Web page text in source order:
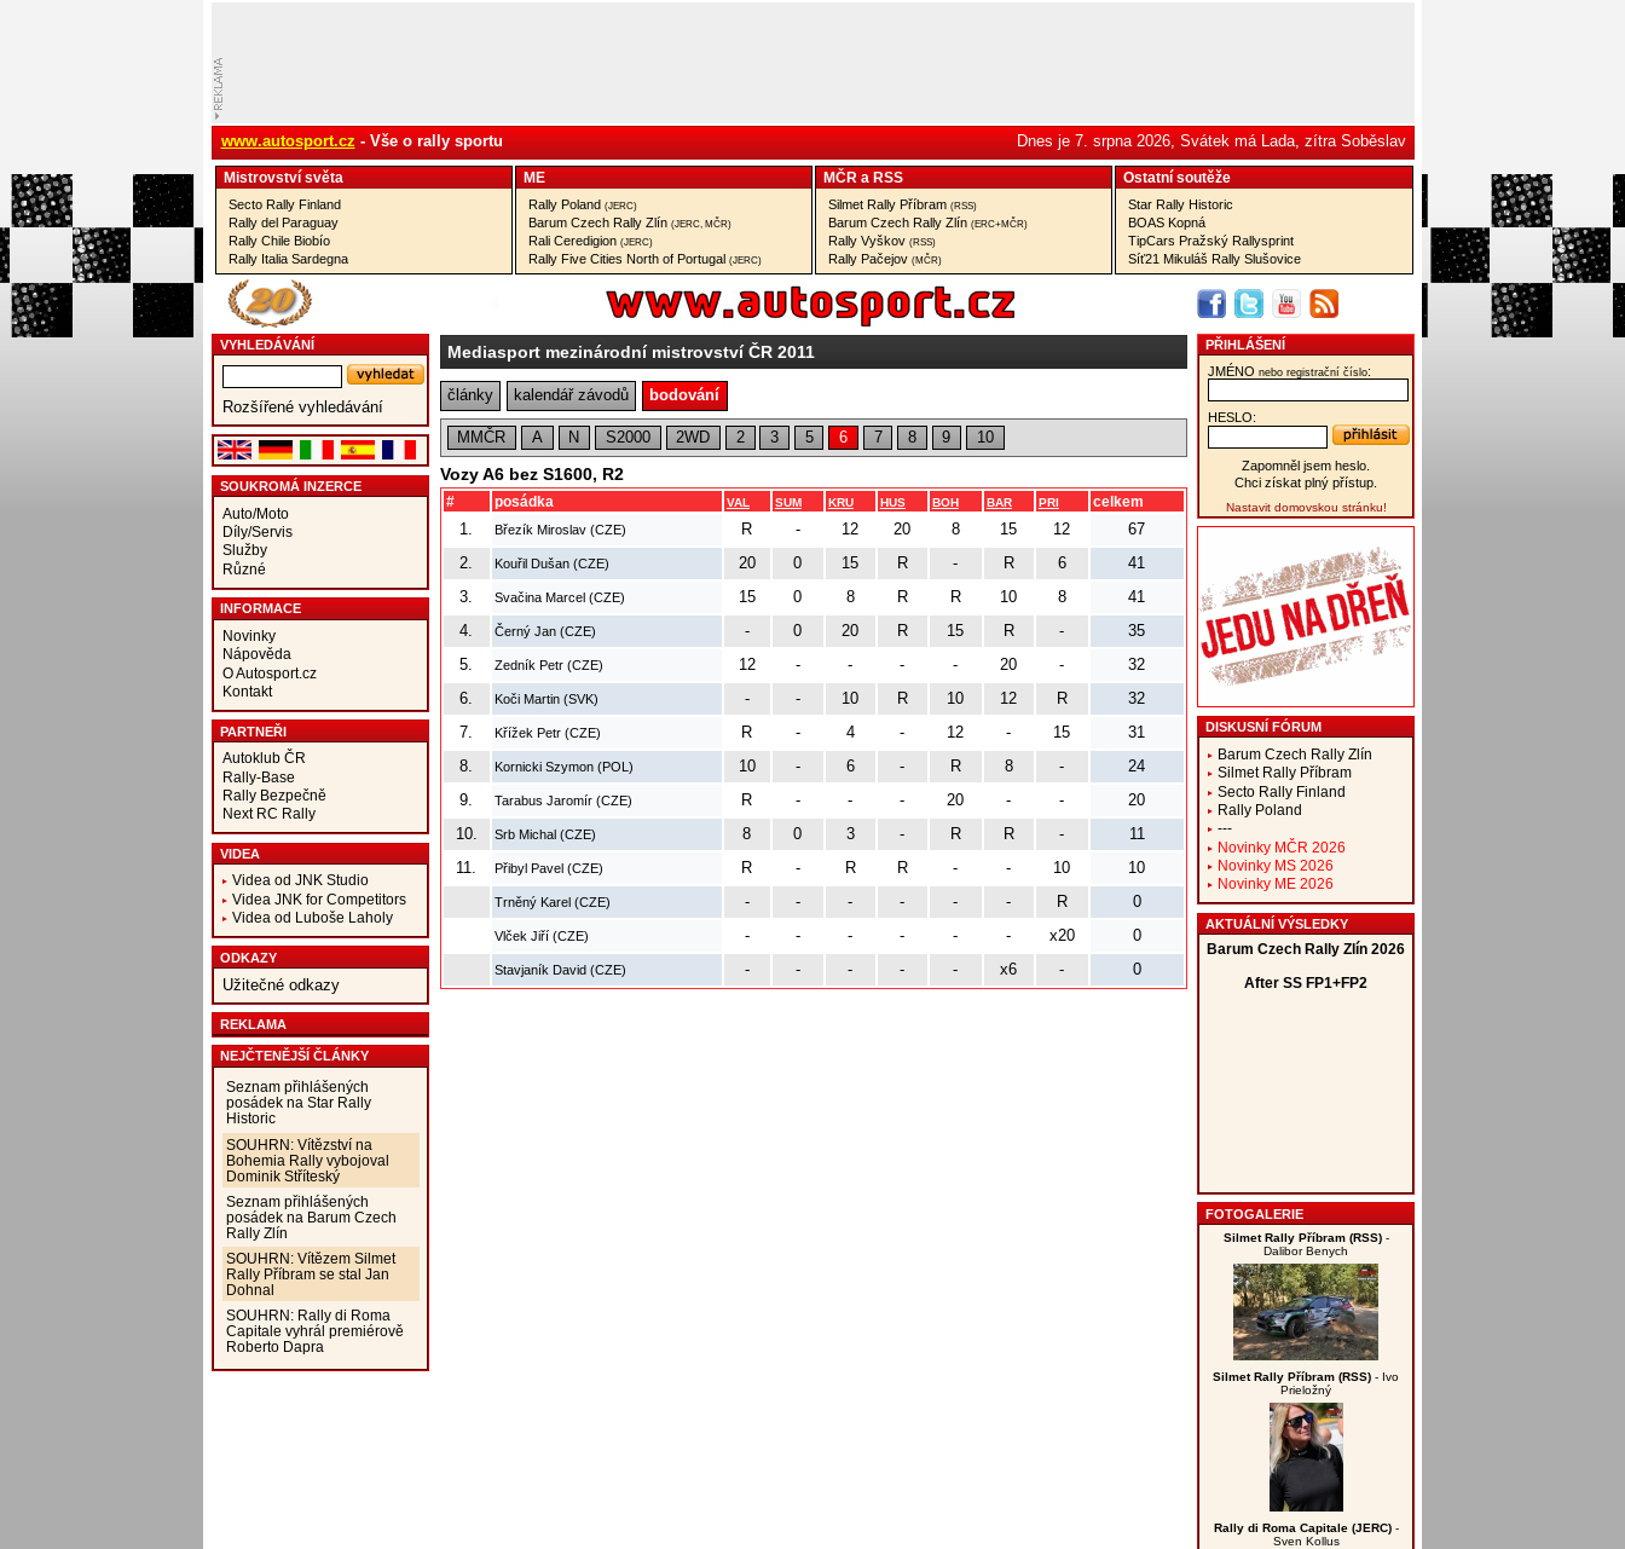
www.autosport.cz - Vše o rally sportu Dnes je 7. srpna 2026, Svátek má Lada, zítra Soběslav
Mistrovství­ světa
Secto Rally Finland
Rally del Paraguay
Rally Chile Biobío
Rally Italia Sardegna
ME
Rally Poland (JERC)
Barum Czech Rally Zlín (JERC, MČR)
Rali Ceredigion (JERC)
Rally Five Cities North of Portugal (JERC)
MČR a RSS
Silmet Rally Příbram (RSS)
Barum Czech Rally Zlín (ERC+MČR)
Rally Vyškov (RSS)
Rally Pačejov (MČR)
Ostatní­ soutěže
Star Rally Historic
BOAS Kopná
TipCars Pražský Rallysprint
Síť21 Mikuláš Rally Slušovice
VYHLEDÁVÁNÍ
Rozšířené vyhledávání
SOUKROMÁ INZERCE
Auto/Moto
Díly/Servis
Služby
Různé
INFORMACE
Novinky
Nápověda
O Autosport.cz
Kontakt
PARTNEŘI
Autoklub ČR
Rally-Base
Rally Bezpečně
Next RC Rally
VIDEA
Videa od JNK Studio
Videa JNK for Competitors
Videa od Luboše Laholy
ODKAZY
Užitečné odkazy
REKLAMA
NEJČTENĚJŠÍ ČLÁNKY
Seznam přihlášených
posádek na Star Rally
Historic
SOUHRN: Vítězství na
Bohemia Rally vybojoval
Dominik Stříteský
Seznam přihlášených
posádek na Barum Czech
Rally Zlín
SOUHRN: Vítězem Silmet
Rally Příbram se stal Jan
Dohnal
SOUHRN: Rally di Roma
Capitale vyhrál premiérově
Roberto Dapra
Mediasport mezinárodní mistrovství ČR 2011
články kalendář závodů bodování
MMČR A N S2000 2WD 2 3 5 6 7 8 9 10
Vozy A6 bez S1600, R2
# posádka VAL SUM KRU HUS BOH BAR PRI celkem
1. Březík Miroslav (CZE) R - 12 20 8 15 12
67
2.
Kouřil Dušan (CZE) 20 0 15 R - R 6
41
3.
Svačina Marcel (CZE) 15 0 8 R R 10 8
41
4.
Černý Jan (CZE) - 0 20 R 15 R -
35
5.
Zedník Petr (CZE) 12 - - - - 20 -
32
6.
Koči Martin (SVK) - - 10 R 10 12 R
32
7.
Křížek Petr (CZE) R - 4 - 12 - 15
31
8.
Kornicki Szymon (POL) 10 - 6 - R 8 -
24
9.
Tarabus Jaromír (CZE) R - - - 20 - -
20
10.
Srb Michal (CZE) 8 0 3 - R R -
11
11.
Přibyl Pavel (CZE) R - R R - - 10 10
Trněný Karel (CZE) - - - - - - R 0
Vlček Jiří (CZE) - - - - - - x20 0
Stavjaník David (CZE) - - - - - x6 - 0
PŘIHLÁŠENÍ
JMÉNO nebo registrační číslo:
HESLO:
Zapomněl jsem heslo.
Chci získat plný přístup.
Nastavit domovskou stránku!
DISKUSNÍ FÓRUM
Barum Czech Rally Zlín
Silmet Rally Příbram
Secto Rally Finland
Rally Poland
---
Novinky MČR 2026
Novinky MS 2026
Novinky ME 2026
AKTUÁLNÍ VÝSLEDKY
FOTOGALERIE
Silmet Rally Příbram (RSS)-
Dalibor Benych
Silmet Rally Příbram (RSS) - Ivo
Prieložný
Rally di Roma Capitale (JERC)-
Sven Kollus